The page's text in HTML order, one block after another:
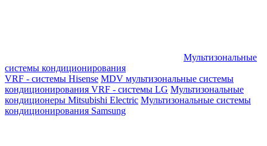
Мультизональные
системы кондиционирования
VRF - системы Hisense MDV мультизональные системы
кондиционирования VRF - системы LG Мультизональные
кондиционеры Mitsubishi Electric Мультизональные системы
кондиционирования Samsung